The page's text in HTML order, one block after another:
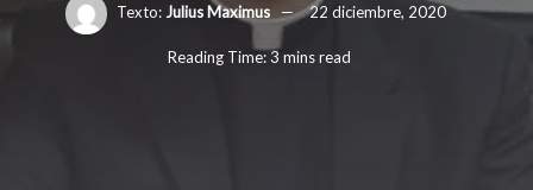
Texto: Julius Maximus 22 diciembre, 2020
Reading Time: 3 mins read